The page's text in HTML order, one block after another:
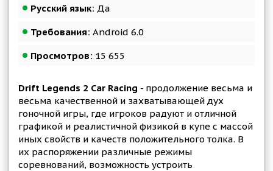
Русский язык: Да
Требования: Android 6.0
Просмотров: 15 655
Drift Legends 2 Car Racing - продолжение весьма и
весьма качественной и захватывающей дух
гоночной игры, где игроков радуют и отличной
графикой и реалистичной физикой в купе с массой
иных свойств и качеств положительного толка. В
их распоряжении различные режимы
соревнований, возможность устроить